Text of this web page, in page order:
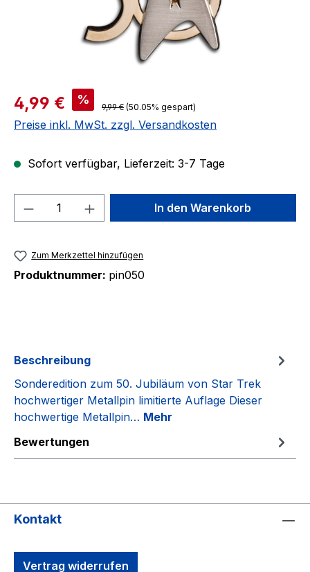
Verkaufspreis:
4,99 € % Regulärer Preis:
9,99 € (50.05% gespart)
Preise inkl. MwSt. zzgl. Versandkosten
Sofort verfügbar, Lieferzeit: 3-7 Tage
Produkt Anzahl: Gib denIn den Warenkorb
Zum Merkzettel hinzufügen
Produktnummer: pin050
Beschreibung
Sonderedition zum 50. Jubiläum von Star Trek
hochwertiger Metallpin limitierte Auflage Dieser
hochwertige Metallpin… Mehr
Bewertungen
Kontakt
Vertrag widerrufen